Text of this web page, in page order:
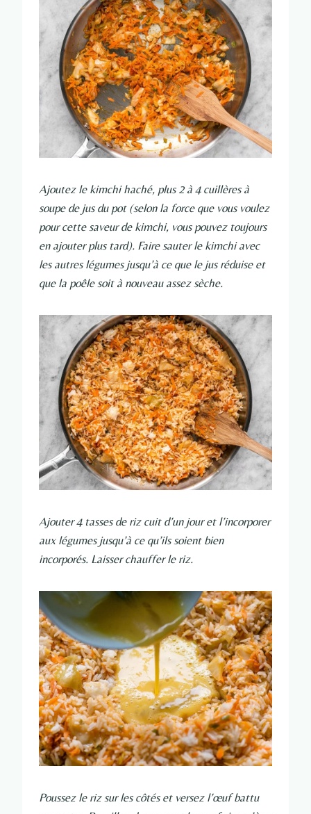
Ajoutez le kimchi haché, plus 2 à 4 cuillères à
soupe de jus du pot (selon la force que vous voulez
pour cette saveur de kimchi, vous pouvez toujours
en ajouter plus tard). Faire sauter le kimchi avec
les autres légumes jusqu’à ce que le jus réduise et
que la poêle soit à nouveau assez sèche.
Ajouter 4 tasses de riz cuit d’un jour et l’incorporer
aux légumes jusqu’à ce qu’ils soient bien
incorporés. Laisser chauffer le riz.
Poussez le riz sur les côtés et versez l’œuf battu